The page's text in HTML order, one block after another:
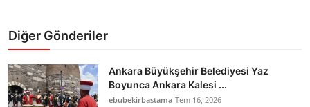
Diğer Gönderiler
Ankara Büyükşehir Belediyesi Yaz
Boyunca Ankara Kalesi ...
ebubekirbastama Tem 16, 2026